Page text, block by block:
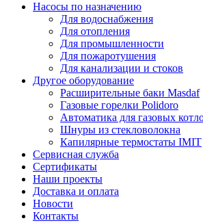
Насосы по назначению
Для водоснабжения
Для отопления
Для промышленности
Для пожаротушения
Для канализации и стоков
Другое оборудование
Расширительные баки Masdaf
Газовые горелки Polidoro
Автоматика для газовых
Шнуры из стекловолокна
Капилярные термостаты IMIT
Сервисная служба
Сертификаты
Наши проекты
Доставка и оплата
Новости
Контакты